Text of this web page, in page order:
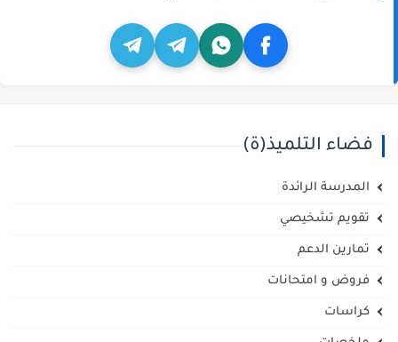
فضاء التلميذ(ة)
المدرسة الرائدة
تقويم تشخيصي
تمارين الدعم
فروض و امتحانات
كراسات